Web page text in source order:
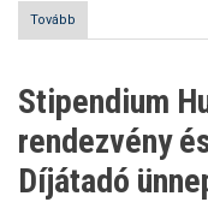
Tovább
delegáció
Egyetemen)
Stipendium
rendezvény
Díjátadó